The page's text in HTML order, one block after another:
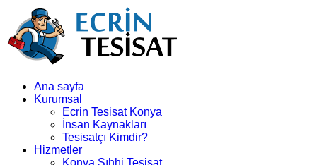
Ana sayfa
Kurumsal
Ecrin Tesisat Konya
İnsan Kaynakları
Tesisatçı Kimdir?
Hizmetler